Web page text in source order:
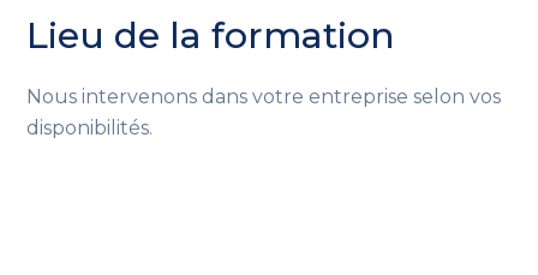
Lieu de la formation
Nous intervenons dans votre entreprise selon vos
disponibilités.